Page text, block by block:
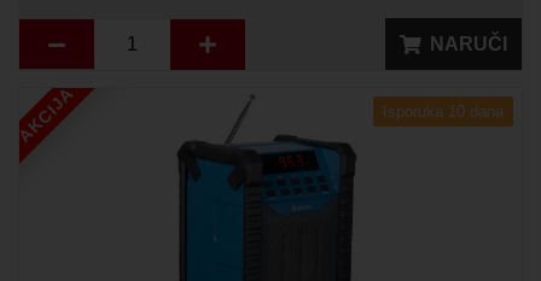
NARUČI
AKCIJA Isporuka 10 dana